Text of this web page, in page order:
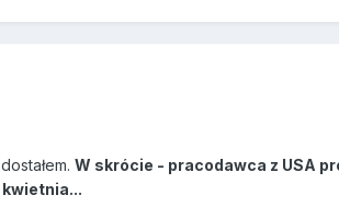
W skrócie - pracodawca z USA